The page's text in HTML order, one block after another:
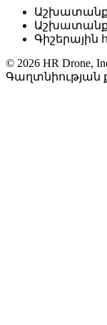
Աշխատանք
Աշխատանք
© 2026 HR Drone,
Գաղտնիության